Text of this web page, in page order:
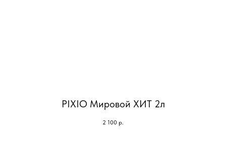
PIXIO Мировой ХИТ 2л
2 100 р.